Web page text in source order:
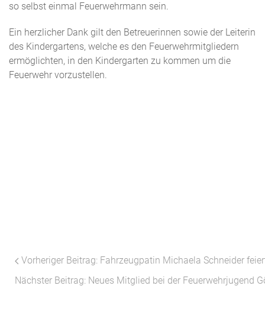
so selbst einmal Feuerwehrmann sein.
Ein herzlicher Dank gilt den Betreuerinnen sowie der Leiterin
des Kindergartens, welche es den Feuerwehrmitgliedern
ermöglichten, in den Kindergarten zu kommen um die
Feuerwehr vorzustellen.
Vorheriger Beitrag: Fahrzeugpatin Michaela Schneider
Nächster Beitrag: Neues Mitglied bei der Feuerwehrjugend